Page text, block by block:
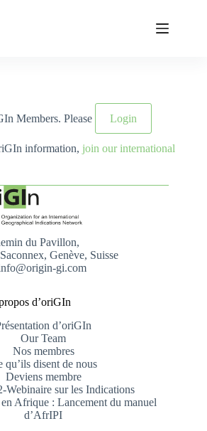
Members. Please Login
information, join our international
du Pavillon,
Genève, Suisse
gi.com
d’oriGIn
d’oriGIn
Our Team
Nos membres
qu’ils disent de nous
Deviens membre
Webinaire sur les Indications
Afrique : Lancement du manuel
d’AfrIPI